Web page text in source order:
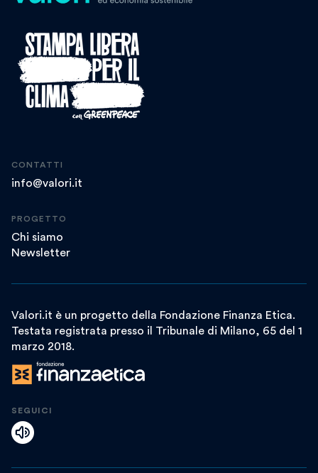
CONTATTI
info@valori.it
PROGETTO
Chi siamo
Newsletter
Valori.it è un progetto della Fondazione Finanza Etica.
Testata registrata presso il Tribunale di Milano, 65 del 1
marzo 2018.
SEGUICI